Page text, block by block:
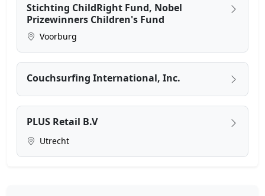
Stichting ChildRight Fund, Nobel
Prizewinners Children's Fund
Voorburg
Couchsurfing International, Inc.
PLUS Retail B.V
Utrecht